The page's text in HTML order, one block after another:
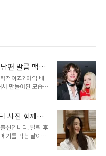
편 말콤 맥
활동)
적이죠? 아역 배
만들어진 모습으
. 여러 작품에서
갬빗 등 정말 많
던 배우입니다.
니다. 남편 말콤
미국, 영국, 아르
집에서 태어나며
사진 함께
)
신입니다. 탈퇴 후
기를 먹는 날이면
다. 한 때 트위터